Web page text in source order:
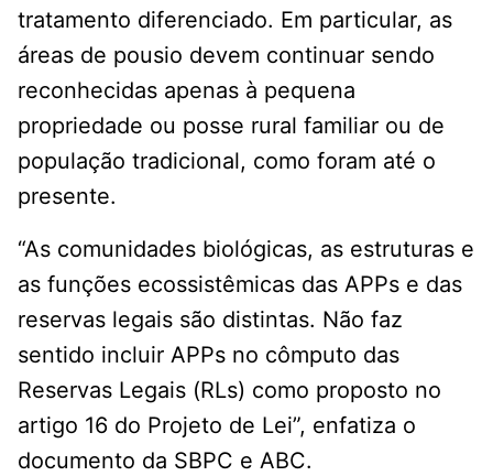
tratamento diferenciado. Em particular, as
áreas de pousio devem continuar sendo
reconhecidas apenas à pequena
propriedade ou posse rural familiar ou de
população tradicional, como foram até o
presente.
“As comunidades biológicas, as estruturas e
as funções ecossistêmicas das APPs e das
reservas legais são distintas. Não faz
sentido incluir APPs no cômputo das
Reservas Legais (RLs) como proposto no
artigo 16 do Projeto de Lei”, enfatiza o
documento da SBPC e ABC.